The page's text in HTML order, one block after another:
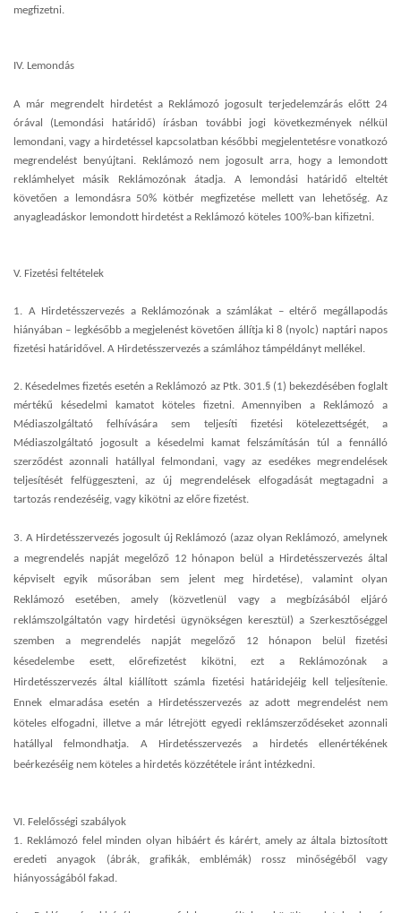
megfizetni.
IV. Lemondás
A már megrendelt hirdetést a Reklámozó jogosult terjedelemzárás előtt 24
órával (Lemondási határidő) írásban további jogi következmények nélkül
lemondani, vagy a hirdetéssel kapcsolatban későbbi megjelentetésre vonatkozó
megrendelést benyújtani. Reklámozó nem jogosult arra, hogy a lemondott
reklámhelyet másik Reklámozónak átadja. A lemondási határidő elteltét
követően a lemondásra 50% kötbér megfizetése mellett van lehetőség. Az
anyagleadáskor lemondott hirdetést a Reklámozó köteles 100%-ban kifizetni.
V. Fizetési feltételek
1. A Hirdetésszervezés a Reklámozónak a számlákat – eltérő megállapodás
hiányában – legkésőbb a megjelenést követően állítja ki 8 (nyolc) naptári napos
fizetési határidővel. A Hirdetésszervezés a számlához támpéldányt mellékel.
2. Késedelmes fizetés esetén a Reklámozó az Ptk. 301.§ (1) bekezdésében foglalt
mértékű késedelmi kamatot köteles fizetni. Amennyiben a Reklámozó a
Médiaszolgáltató felhívására sem teljesíti fizetési kötelezettségét, a
Médiaszolgáltató jogosult a késedelmi kamat felszámításán túl a fennálló
szerződést azonnali hatállyal felmondani, vagy az esedékes megrendelések
teljesítését felfüggeszteni, az új megrendelések elfogadását megtagadni a
tartozás rendezéséig, vagy kikötni az előre fizetést.
3. A Hirdetésszervezés jogosult új Reklámozó (azaz olyan Reklámozó, amelynek
a megrendelés napját megelőző 12 hónapon belül a Hirdetésszervezés által
képviselt egyik műsorában sem jelent meg hirdetése), valamint olyan
Reklámozó esetében, amely (közvetlenül vagy a megbízásából eljáró
reklámszolgáltatón vagy hirdetési ügynökségen keresztül) a Szerkesztőséggel
szemben a megrendelés napját megelőző 12 hónapon belül fizetési
késedelembe esett, előrefizetést kikötni, ezt a Reklámozónak a
Hirdetésszervezés által kiállított számla fizetési
határidejéig kell teljesítenie.
Ennek elmaradása esetén a Hirdetésszervezés az adott megrendelést nem
köteles elfogadni, illetve a már létrejött egyedi reklámszerződéseket azonnali
hatállyal felmondhatja. A Hirdetésszervezés a hirdetés ellenértékének
beérkezéséig nem köteles a hirdetés közzététele iránt intézkedni.
VI. Felelősségi szabályok
1. Reklámozó felel minden olyan hibáért és kárért, amely az általa biztosított
eredeti anyagok (ábrák, grafikák, emblémák) rossz minőségéből vagy
hiányosságából fakad.